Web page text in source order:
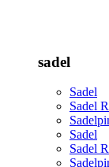
sadel
Sadel
Sadel
Sadel
Sadel